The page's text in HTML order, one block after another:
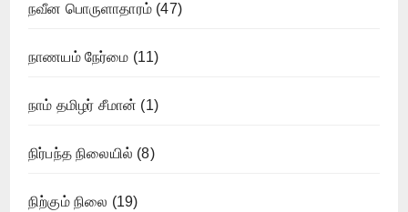
நவீன பொருளாதாரம் (47)
நாணயம் நேர்மை (11)
நாம் தமிழர் சீமான் (1)
நிர்பந்த நிலையில் (8)
நிற்கும் நிலை (19)